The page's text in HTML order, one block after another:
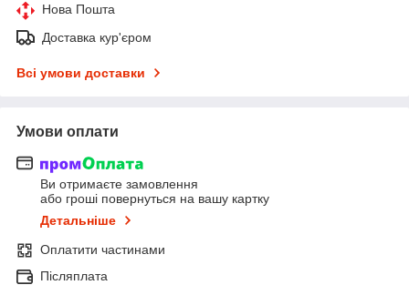
Нова Пошта
Доставка кур'єром
Всі умови доставки
Умови оплати
Ви отримаєте замовлення
або гроші повернуться на вашу картку
Детальніше
Оплатити частинами
Післяплата